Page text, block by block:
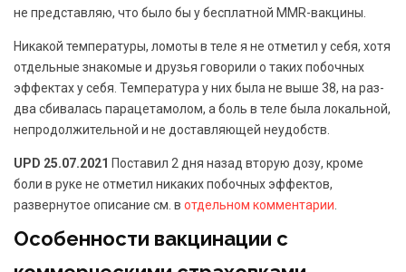
не представляю, что было бы у бесплатной MMR-вакцины.
Никакой температуры, ломоты в теле я не отметил у себя, хотя
отдельные знакомые и друзья говорили о таких побочных
эффектах у себя. Температура у них была не выше 38, на раз-
два сбивалась парацетамолом, а боль в теле была локальной,
непродолжительной и не доставляющей неудобств.
UPD 25.07.2021 Поставил 2 дня назад вторую дозу, кроме
боли в руке не отметил никаких побочных эффектов,
развернутое описание см. в отдельном комментарии
Особенности вакцинации с